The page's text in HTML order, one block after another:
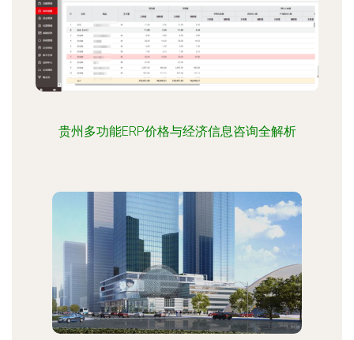
贵州多功能ERP价格与经济信息咨询全解析